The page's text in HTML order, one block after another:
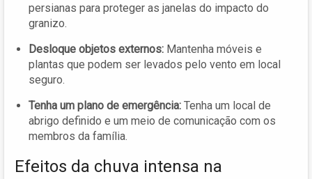
persianas para proteger as janelas do impacto do
granizo.
Desloque objetos externos: Mantenha móveis e
plantas que podem ser levados pelo vento em local
seguro.
Tenha um plano de emergência: Tenha um local de
abrigo definido e um meio de comunicação com os
membros da família.
Efeitos da chuva intensa na